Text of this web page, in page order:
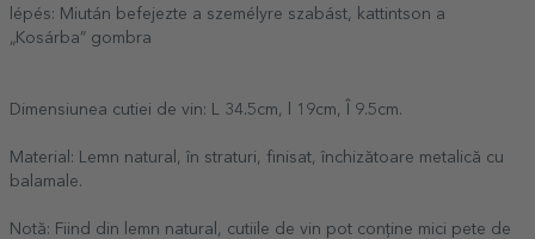
lépés: Miután befejezte a személyre szabást, kattintson a
„Kosárba” gombra
Dimensiunea cutiei de vin: L 34.5cm, l 19cm, Î 9.5cm.
Material: Lemn natural, în straturi, finisat, închizătoare metalică cu
balamale.
Notă: Fiind din lemn natural, cutiile de vin pot conține mici pete de